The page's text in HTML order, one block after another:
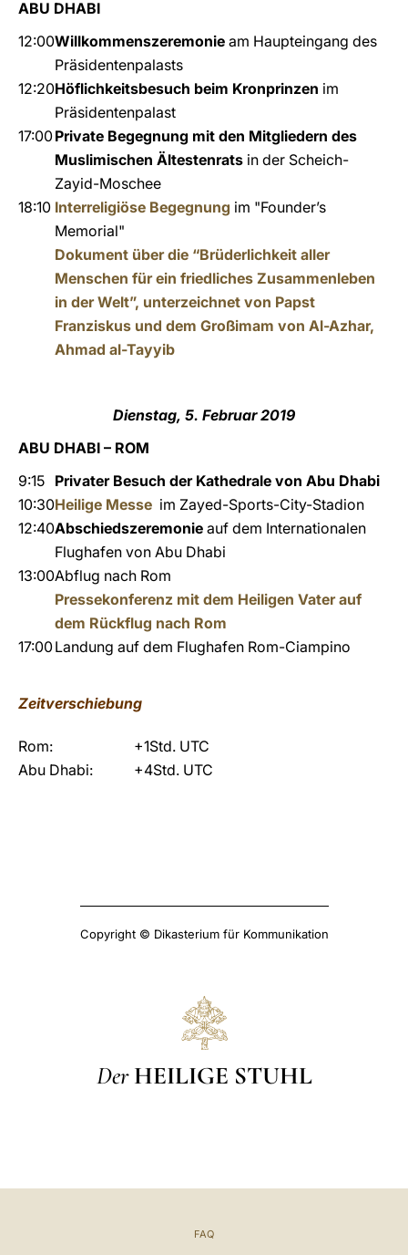
ABU DHABI
12:00Willkommenszeremonie am Haupteingang des
Präsidentenpalasts
12:20Höflichkeitsbesuch beim Kronprinzen im
Präsidentenpalast
17:00Private Begegnung mit den Mitgliedern des
Muslimischen Ältestenrats in der Scheich-
Zayid-Moschee
18:10 Interreligiöse Begegnung im "Founder’s
Memorial"
Dokument über die “Brüderlichkeit aller
Menschen für ein friedliches Zusammenleben
in der Welt”, unterzeichnet von Papst
Franziskus und dem Großimam von Al-Azhar,
Ahmad al-Tayyib
Dienstag, 5. Februar 2019
ABU DHABI – ROM
9:15 Privater Besuch der Kathedrale von Abu Dhabi
10:30Heilige Messe im Zayed-Sports-City-Stadion
12:40Abschiedszeremonie auf dem Internationalen
Flughafen von Abu Dhabi
13:00Abflug nach Rom
Pressekonferenz mit dem Heiligen Vater auf
dem Rückflug nach Rom
17:00Landung auf dem Flughafen Rom-Ciampino
Zeitverschiebung
Rom:
+1Std. UTC
Abu Dhabi:
+4Std. UTC
Copyright © Dikasterium für Kommunikation
Der HEILIGE STUHL
FAQ